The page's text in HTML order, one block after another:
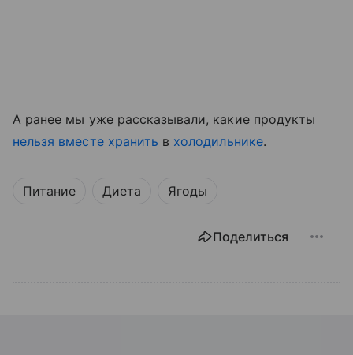
А ранее мы уже рассказывали, какие продукты
нельзя вместе хранить в холодильнике.
Питание Диета Ягоды
Поделиться